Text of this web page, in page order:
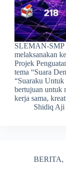
SLEMAN-SMP
melaksanakan
Projek
tema “Suara
“Suaraku
bertujuan untuk
kerja sama,
Shidiq Aji
BERITA,